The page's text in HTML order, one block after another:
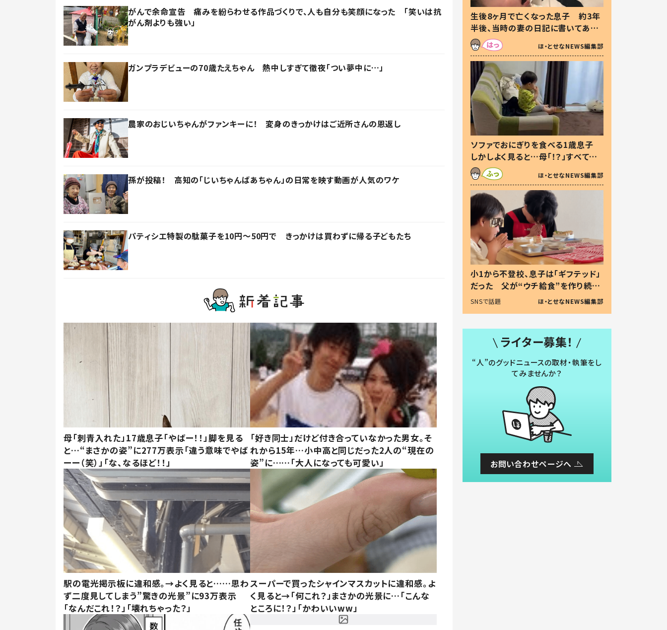
がんで余命宣告 痛みを紛らわせる作品づくりで、人も自分も笑顔になった 「笑いは抗
がん剤よりも強い」
ガンプラデビューの70歳たえちゃん 熱中しすぎて徹夜「つい夢中に…」
農家のおじいちゃんがファンキーに！ 変身のきっかけはご近所さんの恩返し
孫が投稿！ 高知の「じいちゃんばあちゃん」の日常を映す動画が人気のワケ
パティシエ特製の駄菓子を10円～50円で きっかけは買わずに帰る子どもたち
母「刺青入れた」17歳息子「やばー！！」脚を見る
と…“まさかの姿”に277万表示「違う意味でやば
ーー（笑）」「な、なるほど！！」
「好き同士」だけど付き合っていなかった男女。そ
れから15年…小中高と同じだった2人の“現在の
姿”に……「大人になっても可愛い」
駅の電光掲示板に違和感。→よく見ると……思わ
ず二度見してしまう”驚きの光景”に93万表示
「なんだこれ！？」「壊れちゃった？」
スーパーで買ったシャインマスカットに違和感。よ
く見ると→「何これ？」まさかの光景に…「こんな
ところに！？」「かわいいww」
生後8ヶ月で亡くなった息子 約3年
半後、当時の妻の日記に書いてあっ
た本音とは
ほ・とせなNEWS編集部
ソファでおにぎりを食べる1歳息子
しかしよく見ると…母「！？」すべてを
察した母の投稿に「可愛いから許
す！」「現行犯〜」
ほ・とせなNEWS編集部
小1から不登校、息子は「ギフテッド」
だった 父が“ウチ給食”を作り続け
る理由とは #令和の親 #令和の子
SNSで話題 ほ・とせなNEWS編集部
ライター募集！
“人”のグッドニュースの取材・執筆をし
てみませんか？
お問い合わせページへ